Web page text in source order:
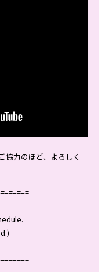
協力のほど、よろしく